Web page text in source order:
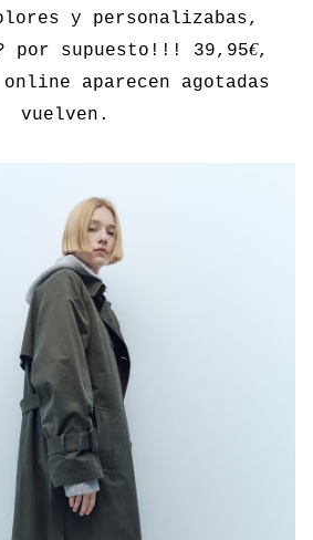
y personalizabas,
por supuesto!!! 39,95€,
online aparecen agotadas
vuelven.